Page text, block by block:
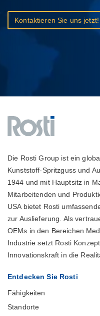
Kontaktieren Sie uns jetzt!
Die Rosti Group ist ein
Kunststoff-Spritzguss und
1944 und mit Hauptsitz in
Mitarbeitenden und
USA bietet Rosti
zur Auslieferung. Als
OEMs in den Bereichen
Industrie setzt Rosti
Innovationskraft in die
Entdecken Sie Rosti
Fähigkeiten
Standorte